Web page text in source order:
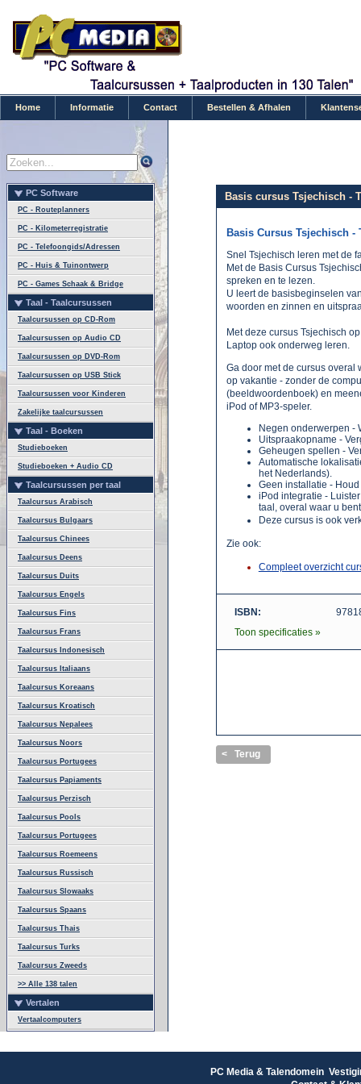
Home Informatie Contact Bestellen & Afhalen
PC Software
PC - Routeplanners
PC - Kilometerregistratie
PC - Telefoongids/Adressen
PC - Huis & Tuinontwerp
PC - Games Schaak & Bridge
Taal - Taalcursussen
Taalcursussen op CD-Rom
Taalcursussen op Audio CD
Taalcursussen op DVD-Rom
Taalcursussen op USB Stick
Taalcursussen voor Kinderen
Zakelijke taalcursussen
Taal - Boeken
Studieboeken
Studieboeken + Audio CD
Taalcursussen per taal
Taalcursus Arabisch
Taalcursus Bulgaars
Taalcursus Chinees
Taalcursus Deens
Taalcursus Duits
Taalcursus Engels
Taalcursus Fins
Taalcursus Frans
Taalcursus Indonesisch
Taalcursus Italiaans
Taalcursus Koreaans
Taalcursus Kroatisch
Taalcursus Nepalees
Taalcursus Noors
Taalcursus Portugees
Taalcursus Papiaments
Taalcursus Perzisch
Taalcursus Pools
Taalcursus Portugees
Taalcursus Roemeens
Taalcursus Russisch
Taalcursus Slowaaks
Taalcursus Spaans
Taalcursus Thais
Taalcursus Turks
Taalcursus Zweeds
>> Alle 138 talen
Vertalen
Vertaalcomputers
Basis cursus Tsjechisch -
Basis Cursus Tsjechisch -
Snel Tsjechisch leren met de
Met de Basis Cursus
spreken en te lezen.
U leert de basisbeginselen
woorden en zinnen en
Met deze cursus Tsjechisch
Laptop ook onderweg leren.
Ga door met de cursus overal
op vakantie - zonder de
(beeldwoordenboek) en
iPod of MP3-speler.
Negen onderwerpen -
Uitspraakopname -
Geheugen spellen -
Automatische
het Nederlands).
Geen installatie -
iPod integratie -
taal, overal waar u
Deze cursus is ook
Zie ook:
Compleet overzicht
ISBN:
Toon specificaties »
< Terug
PC Media & Talendomein